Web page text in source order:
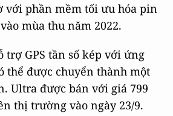
với phần mềm tối ưu hóa pin
mùa thu năm 2022.
trợ GPS tần số kép với ứng
thể được chuyển thành một
Ultra được bán với giá 799
thị trường vào ngày 23/9.